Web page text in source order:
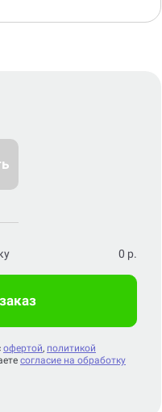
0 р.
офертой, политикой
согласие на обработку